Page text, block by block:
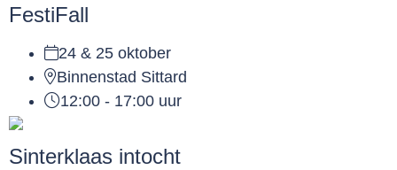
FestiFall
24 & 25 oktober
Binnenstad Sittard
12:00 - 17:00 uur
Sinterklaas intocht